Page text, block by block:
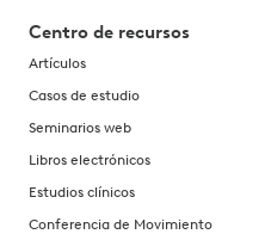
Centro de recursos
Artículos
Casos de estudio
Seminarios web
Libros electrónicos
Estudios clínicos
Conferencia de Movimiento